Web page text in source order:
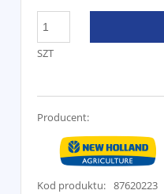
SZT
Producent:
Kod produktu: 87620223